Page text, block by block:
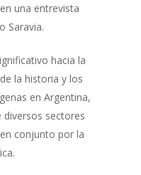
una entrevista
Saravia.
hacia la
la historia y los
en Argentina,
sectores
conjunto por la